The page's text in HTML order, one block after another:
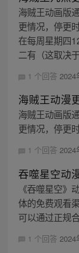
海贼王动画版
更情况，停更
在每周星期四
二有（这取决
1 个回答 2024
海贼王动漫
海贼王动画版
更情况，停更
1 个回答 2024
吞噬星空动
《吞噬星空》
体的免费观看
可以通过正规
1 个回答 2024